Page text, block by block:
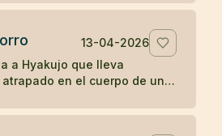
13-04-2026
a Hyakujo que lleva
en el cuerpo de un
koan clásico sobre karma y